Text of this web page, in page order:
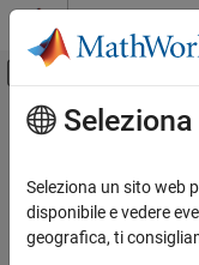
Vai al contenuto
Attiva/
Pagina iniziale della
Requirements Toolbox
Contenuto principale
strtrim
Remove leading
Requirements Table
Seleziona un sito web
disponibile e vedere
geografica, ti